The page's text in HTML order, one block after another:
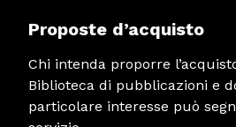
Proposte d’acquisto
Chi intenda proporre
Biblioteca di pubblicazioni e
particolare interesse può